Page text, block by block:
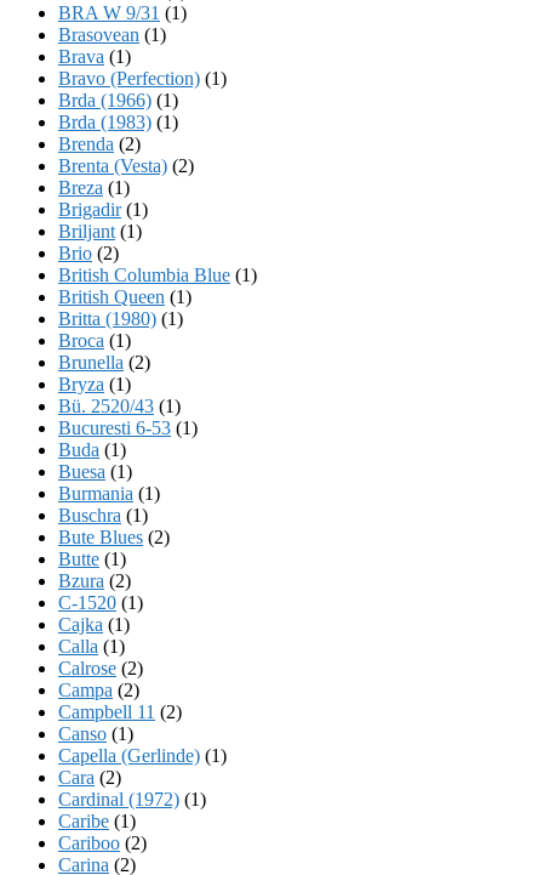
BRA W 9/31 (1)
Brasovean (1)
Brava (1)
Bravo (Perfection) (1)
Brda (1966) (1)
Brda (1983) (1)
Brenda (2)
Brenta (Vesta) (2)
Breza (1)
Brigadir(1)
Briljant (1)
Brio (2)
British Columbia Blue (1)
British Queen (1)
Britta (1980) (1)
Broca (1)
Brunella (2)
Bryza (1)
Bü. 2520/43 (1)
Bucuresti 6-53 (1)
Buda (1)
Buesa (1)
Burmania (1)
Buschra (1)
Bute Blues (2)
Butte (1)
Bzura (2)
C-1520 (1)
Cajka (1)
Calla (1)
Calrose (2)
Campa (2)
Campbell 11 (2)
Canso (1)
Capella (Gerlinde) (1)
Cara (2)
Cardinal (1972) (1)
Caribe (1)
Cariboo (2)
Carina (2)